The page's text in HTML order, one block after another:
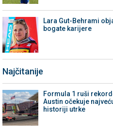
Lara Gut-Behrami
bogate karijere
Najčitanije
Formula 1 ruši
Austin očekuje
historiji utrke